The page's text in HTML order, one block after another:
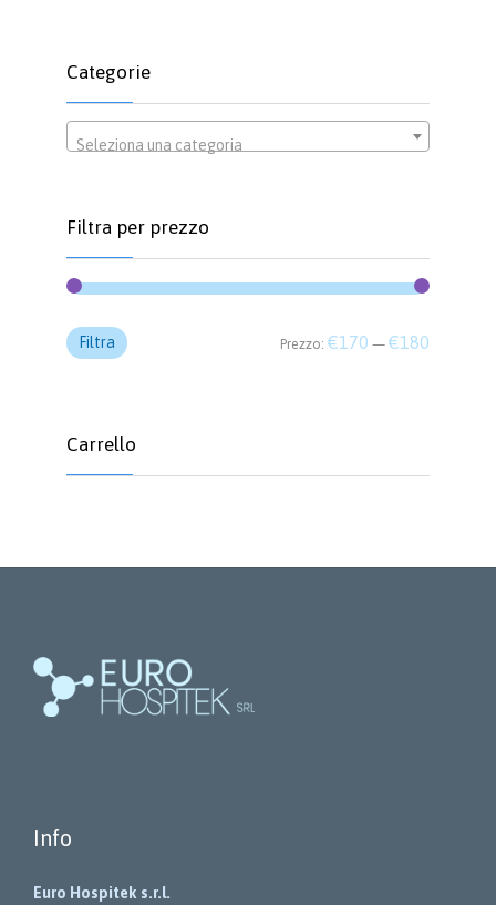
Categorie
Seleziona una categoria
Filtra per prezzo
Filtra Prezzo: €170 — €180
Carrello
Info
Euro Hospitek s.r.l.